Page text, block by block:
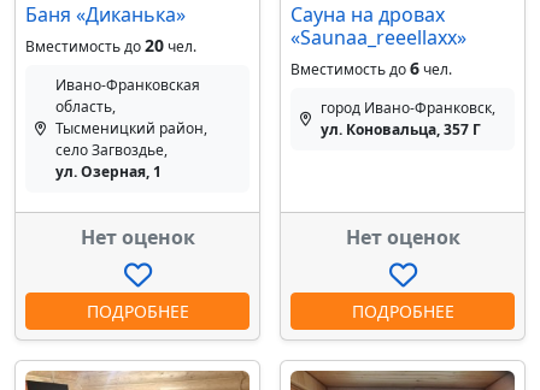
Баня «Диканька»
Вместимость до20чел.
Ивано-Франковская
область,
Тысменицкий район,
село Загвоздье,
ул. Озерная, 1
Нет оценок
ПОДРОБНЕЕ
Сауна на дровах
«Saunaa_reeellaxx»
Вместимость до6чел.
город Ивано-Франковск,
ул. Коновальца, 357 Г
Нет оценок
ПОДРОБНЕЕ